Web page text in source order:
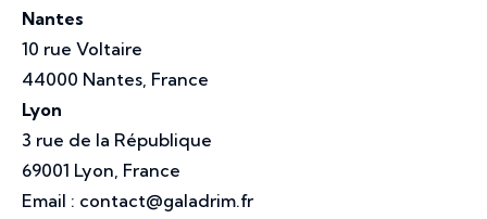
Nantes
10 rue Voltaire
44000 Nantes, France
Lyon
3 rue de la République
69001 Lyon, France
Email : contact@galadrim.fr